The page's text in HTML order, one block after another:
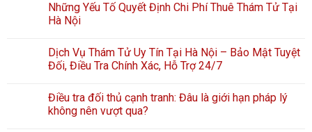
Những Yếu Tố Quyết Định Chi Phí Thuê Thám Tử Tại
Hà Nội
Dịch Vụ Thám Tử Uy Tín Tại Hà Nội – Bảo Mật Tuyệt
Đối, Điều Tra Chính Xác, Hỗ Trợ 24/7
Điều tra đối thủ cạnh tranh: Đâu là giới hạn pháp lý
không nên vượt qua?